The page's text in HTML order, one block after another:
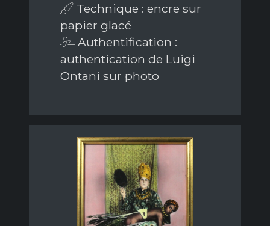
Technique : encre sur
papier glacé
Authentification :
authentication de Luigi
Ontani sur photo